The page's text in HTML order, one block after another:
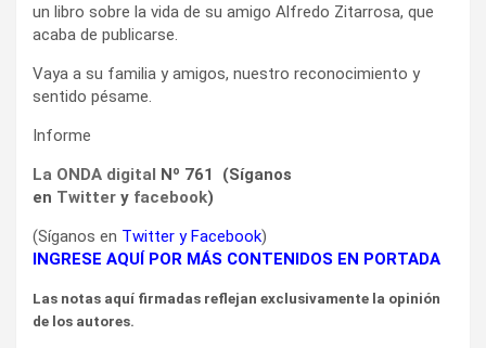
un libro sobre la vida de su amigo Alfredo Zitarrosa, que
acaba de publicarse.
Vaya a su familia y amigos, nuestro reconocimiento y
sentido pésame.
Informe
La ONDA digital Nº 761 (Síganos
en Twitter y facebook)
(Síganos en Twitter yFacebook)
INGRESE AQUÍ POR MÁS CONTENIDOS EN PORTADA
Las notas aquí firmadas reflejan exclusivamente la opinión
de los autores.